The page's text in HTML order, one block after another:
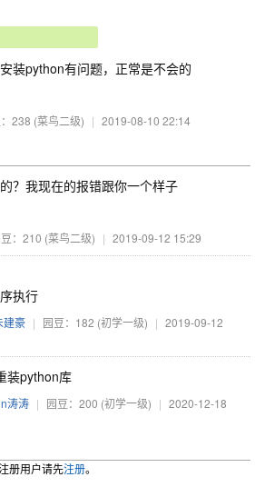
装python有问题，正常是不会的
238 (菜鸟二级) | 2019-08-10 22:14
？我现在的报错跟你一个样子
：210 (菜鸟二级) | 2019-09-12 15:29
执行
建豪 | 园豆：182 (初学一级) | 2019-09-12
装python库
涛涛 | 园豆：200 (初学一级) | 2020-12-18
册用户请先注册。